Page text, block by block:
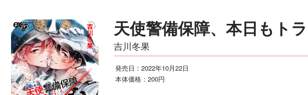
天使警備保障、本日もト
吉川冬果
発売日：2022年10月22日
本体価格：200円